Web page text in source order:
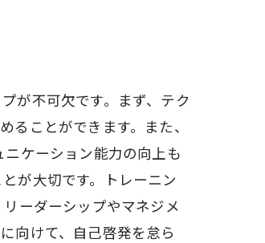
が不可欠です。まず、テク
ことができます。また、
ケーション能力の向上も
が大切です。トレーニン
ーダーシップやマネジメ
向けて、自己啓発を怠ら